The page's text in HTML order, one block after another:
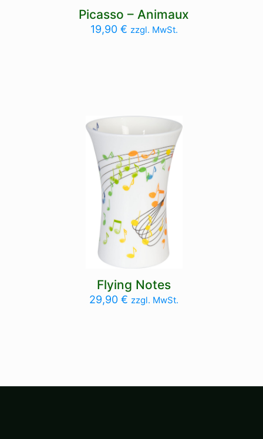
Picasso – Animaux
19,90 € zzgl. MwSt.
Flying Notes
29,90€ zzgl. MwSt.